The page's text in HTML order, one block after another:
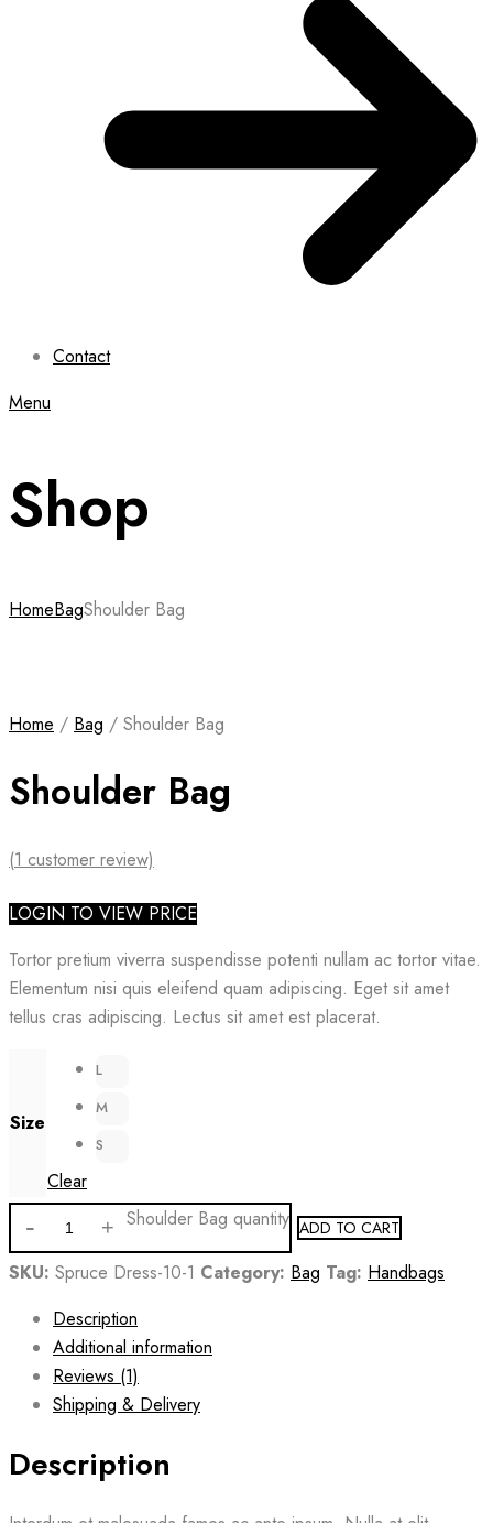
Contact
Menu
Shop
HomeBagShoulder Bag
Home / Bag / Shoulder Bag
Shoulder Bag
(1 customer review)
LOGIN TO VIEW PRICE
Tortor pretium viverra suspendisse potenti nullam ac tortor vitae.
Elementum nisi quis eleifend quam adipiscing. Eget sit amet
tellus cras adipiscing. Lectus sit amet est placerat.
Size
L
M
S
Clear
Shoulder Bag quantity ADD TO CART
SKU: Spruce Dress-10-1 Category: Bag Tag: Handbags
Description
Additional information
Reviews (1)
Shipping & Delivery
Description